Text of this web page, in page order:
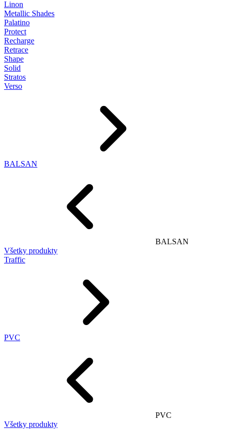
Linon
Metallic Shades
Palatino
Protect
Recharge
Retrace
Shape
Solid
Stratos
Verso
BALSAN
BALSAN
Všetky produkty
Traffic
PVC
PVC
Všetky produkty